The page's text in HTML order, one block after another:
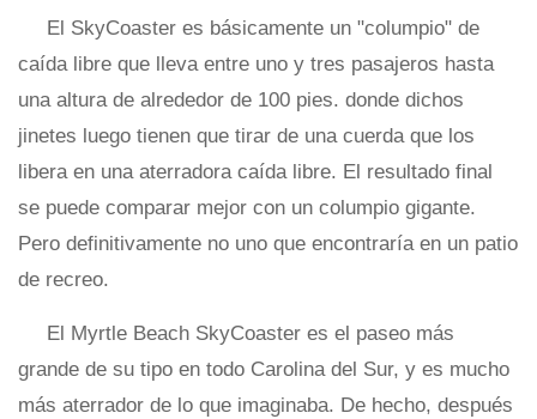
El SkyCoaster es básicamente un "columpio" de
caída libre que lleva entre uno y tres pasajeros hasta
una altura de alrededor de 100 pies. donde dichos
jinetes luego tienen que tirar de una cuerda que los
libera en una aterradora caída libre. El resultado final
se puede comparar mejor con un columpio gigante.
Pero definitivamente no uno que encontraría en un patio
de recreo.
El Myrtle Beach SkyCoaster es el paseo más
grande de su tipo en todo Carolina del Sur, y es mucho
más aterrador de lo que imaginaba. De hecho, después